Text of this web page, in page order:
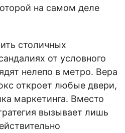
на самом деле
столичных
от условного
нелепо в метро. Вера
откроет любые двери,
маркетинга. Вместо
вызывает лишь